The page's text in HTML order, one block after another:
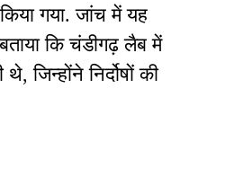
गया. जांच में यह
कि चंडीगढ़ लैब में
निर्दोषों की